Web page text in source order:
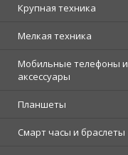
Крупная техника
Мелкая техника
Мобильные телефоны и
аксессуары
Планшеты
Смарт часы и браслеты